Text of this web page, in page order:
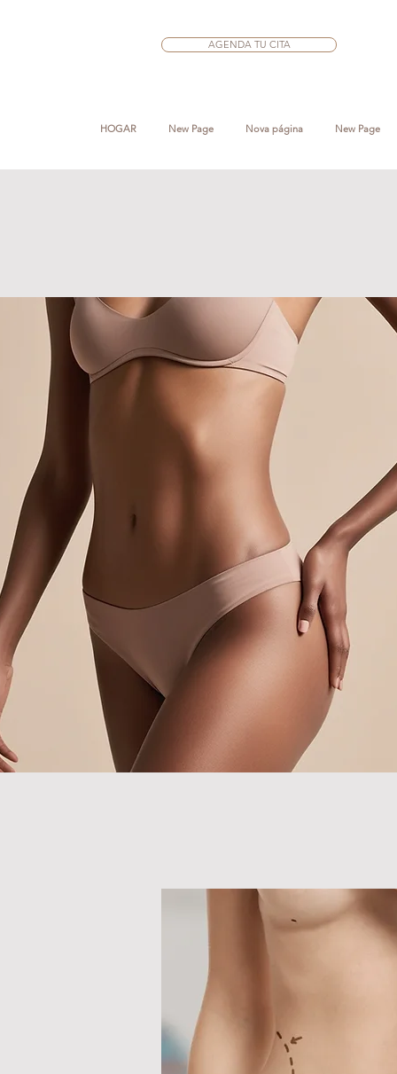
HOGAR New Page Nova página New Page
AGENDA TU CITA